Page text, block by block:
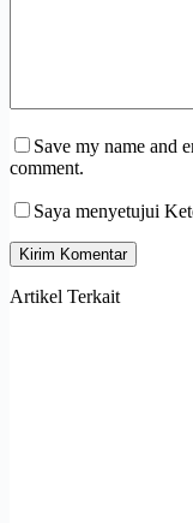
Save my name and
comment.
Saya menyetujui
Kirim Komentar
Artikel Terkait